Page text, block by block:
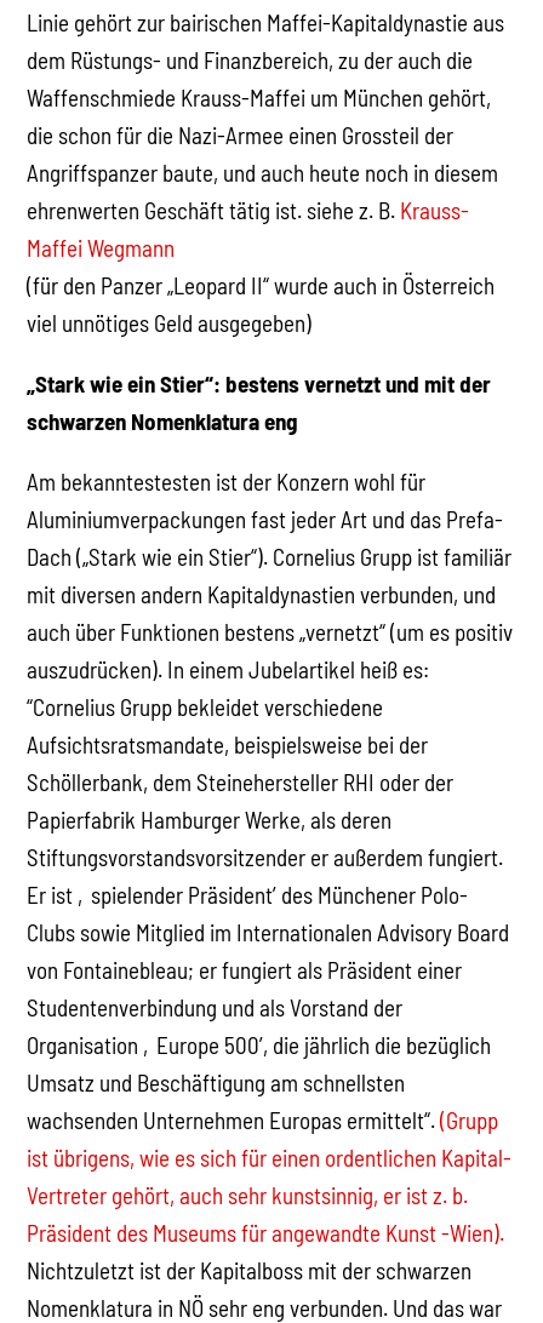
Linie gehört zur bairischen Maffei-Kapitaldynastie aus
dem Rüstungs- und Finanzbereich, zu der auch die
Waffenschmiede Krauss-Maffei um München gehört,
die schon für die Nazi-Armee einen Grossteil der
Angriffspanzer baute, und auch heute noch in diesem
ehrenwerten Geschäft tätig ist. siehe z. B. Krauss-
Maffei Wegmann
(für den Panzer „Leopard II“ wurde auch in Österreich
viel unnötiges Geld ausgegeben)
„Stark wie ein Stier“: bestens vernetzt und mit der
schwarzen Nomenklatura eng
Am bekanntestesten ist der Konzern wohl für
Aluminiumverpackungen fast jeder Art und das Prefa-
Dach („Stark wie ein Stier“). Cornelius Grupp ist familiär
mit diversen andern Kapitaldynastien verbunden, und
auch über Funktionen bestens „vernetzt“ (um es positiv
auszudrücken). In einem Jubelartikel heiß es:
“Cornelius Grupp bekleidet verschiedene
Aufsichtsratsmandate, beispielsweise bei der
Schöllerbank, dem Steinehersteller RHI oder der
Papierfabrik Hamburger Werke, als deren
Stiftungsvorstandsvorsitzender er außerdem fungiert.
Er ist ‚spielender Präsident’ des Münchener Polo-
Clubs sowie Mitglied im Internationalen Advisory Board
von Fontainebleau; er fungiert als Präsident einer
Studentenverbindung und als Vorstand der
Organisation ‚Europe 500’, die jährlich die bezüglich
Umsatz und Beschäftigung am schnellsten
wachsenden Unternehmen Europas ermittelt“.(Grupp
ist übrigens, wie es sich für einen ordentlichen Kapital-
Vertreter gehört, auch sehr kunstsinnig, er ist z. b.
Präsident des Museums für angewandte Kunst -Wien).
Nichtzuletzt ist der Kapitalboss mit der schwarzen
Nomenklatura in NÖ sehr eng verbunden. Und das war